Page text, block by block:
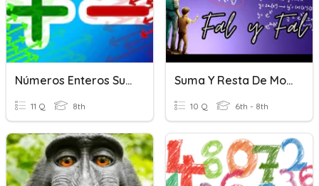
Números Enteros Suma Y Resta
11 Q 8th
Suma Y Resta De Monomios
10 Q 6th - 8th